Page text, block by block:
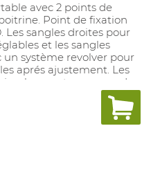
avec 2 points de
Point de fixation
Les sangles droites pour
et les sangles
un système revolver pour
aprés ajustement. Les
sont pourvues de
en matière Repel pour
et contre le
chute et 2 sangles anti-